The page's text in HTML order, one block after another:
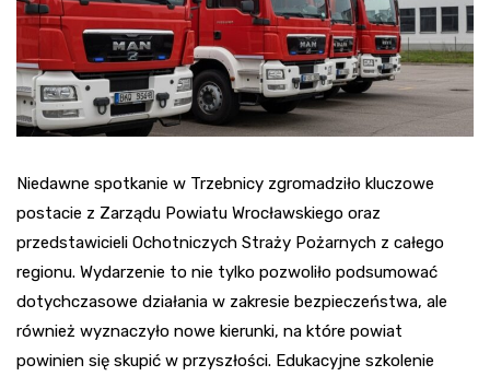
Niedawne spotkanie w Trzebnicy zgromadziło kluczowe
postacie z Zarządu Powiatu Wrocławskiego oraz
przedstawicieli Ochotniczych Straży Pożarnych z całego
regionu. Wydarzenie to nie tylko pozwoliło podsumować
dotychczasowe działania w zakresie bezpieczeństwa, ale
również wyznaczyło nowe kierunki, na które powiat
powinien się skupić w przyszłości. Edukacyjne szkolenie